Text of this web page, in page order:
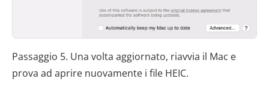
Passaggio 5. Una volta aggiornato, riavvia il Mac e
prova ad aprire nuovamente i file HEIC.